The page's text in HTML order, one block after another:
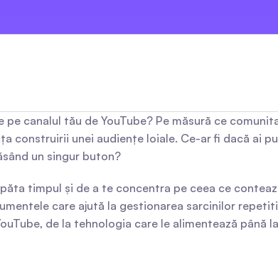
canalul tău de YouTube? Pe măsură ce
construirii unei audiențe loiale. Ce-ar fi dacă ai
un singur buton?
timpul și de a te concentra pe ceea ce
care ajută la gestionarea sarcinilor
de la tehnologia care le alimentează până